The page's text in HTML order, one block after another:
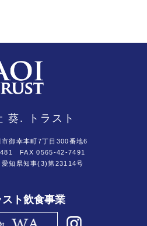
葵. トラスト
御幸本町7丁目300番地6
FAX 0565-42-7491
愛知県知事(3)第23114号
ト飲食事業